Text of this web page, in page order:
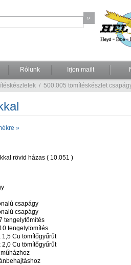
Rólunk Irjon mailt
/ 500.005 tömítéskészlet
»
rövid házas ( 10.051 )
csapágy
csapágy
tengelytömítés
tengelytömítés
Cu tömítőgyűrűt
Cu tömítőgyűrűt